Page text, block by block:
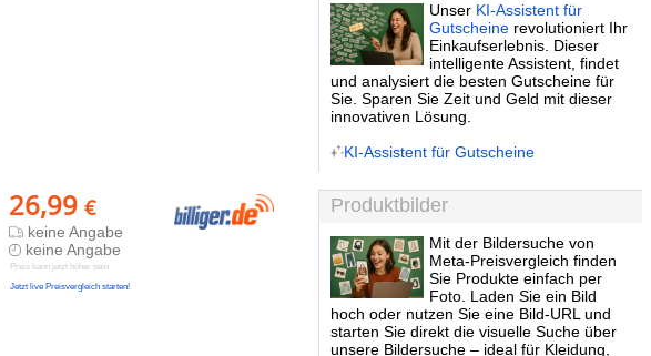
26,99 €
keine Angabe
keine Angabe
Preis kann jetzt höher sein
Jetzt live Preisvergleich starten!
Unser KI-Assistent für
Gutscheine revolutioniert Ihr
Einkaufserlebnis. Dieser
intelligente Assistent, findet
und analysiert die besten Gutscheine für
Sie. Sparen Sie Zeit und Geld mit dieser
innovativen Lösung.
KI-Assistent für Gutscheine
Produktbilder
Mit der Bildersuche von
Meta-Preisvergleich finden
Sie Produkte einfach per
Foto. Laden Sie ein Bild
hoch oder nutzen Sie eine Bild-URL und
starten Sie direkt die visuelle Suche über
unsere Bildersuche – ideal für Kleidung,